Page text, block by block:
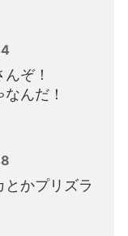
ぞ！
んだ！
かプリズラ